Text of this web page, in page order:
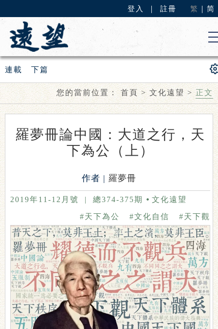
登入 註冊 繁 简
連載 下篇
您的當前位置：首頁>文化遠望>正文
羅夢冊論中國：大道之行，天
下為公（上）
作者 | 羅夢冊
2019年11-12月號 | 總374-375期 文化遠望
#天下觀
#文化自信
#天下為公